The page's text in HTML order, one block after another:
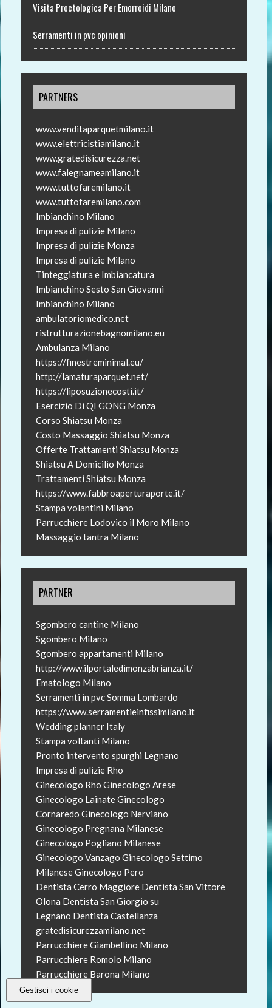
Visita Proctologica Per Emorroidi Milano
Serramenti in pvc opinioni
PARTNERS
www.venditaparquetmilano.it
www.elettricistiamilano.it
www.gratedisicurezza.net
www.falegnameamilano.it
www.tuttofaremilano.it
www.tuttofaremilano.com
Imbianchino Milano
Impresa di pulizie Milano
Impresa di pulizie Monza
Impresa di pulizie Milano
Tinteggiatura e Imbiancatura
Imbianchino Sesto San Giovanni
Imbianchino Milano
ambulatoriomedico.net
ristrutturazionebagnomilano.eu
Ambulanza Milano
https://finestreminimal.eu/
http://lamaturaparquet.net/
https://liposuzionecosti.it/
Esercizio Di QI GONG Monza
Corso Shiatsu Monza
Costo Massaggio Shiatsu Monza
Offerte Trattamenti Shiatsu Monza
Shiatsu A Domicilio Monza
Trattamenti Shiatsu Monza
https://www.fabbroaperturaporte.it/
Stampa volantini Milano
Parrucchiere Lodovico il Moro Milano
Massaggio tantra Milano
PARTNER
Sgombero cantine Milano
Sgombero Milano
Sgombero appartamenti Milano
http://www.ilportaledimonzabrianza.it/
Ematologo Milano
Serramenti in pvc Somma Lombardo
https://www.serramentieinfissimilano.it
Wedding planner Italy
Stampa voltanti Milano
Pronto intervento spurghi Legnano
Impresa di pulizie Rho
Ginecologo Rho Ginecologo Arese
Ginecologo LainateGinecologo
Cornaredo Ginecologo Nerviano
Ginecologo Pregnana Milanese
Ginecologo Pogliano Milanese
Ginecologo Vanzago Ginecologo Settimo
MilaneseGinecologo Pero
Dentista Cerro Maggiore Dentista San Vittore
Olona Dentista San Giorgio su
Legnano Dentista Castellanza
gratedisicurezzamilano.net
Parrucchiere Giambellino Milano
Parrucchiere Romolo Milano
Parrucchiere Barona Milano
Gestisci i cookie